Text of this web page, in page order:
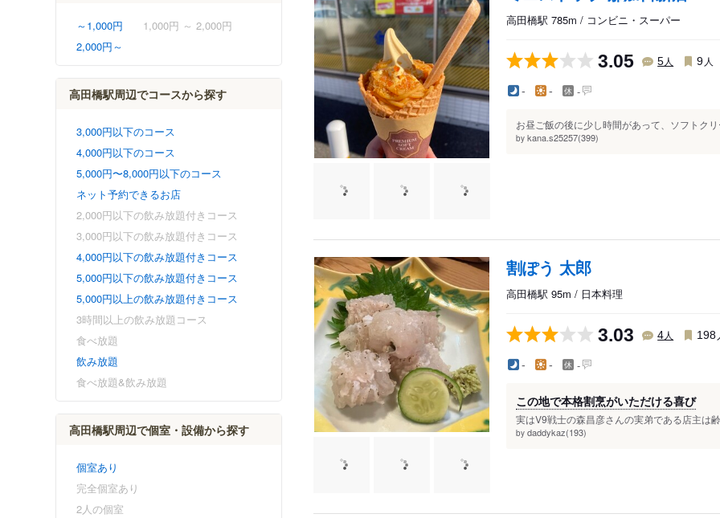
～1,000円
1,000円 ～ 2,000円
2,000円～
高田橋駅周辺でコースから探す
3,000円以下のコース
4,000円以下のコース
5,000円〜8,000円以下のコース
ネット予約できるお店
2,000円以下の飲み放題付きコース
3,000円以下の飲み放題付きコース
4,000円以下の飲み放題付きコース
5,000円以下の飲み放題付きコース
5,000円以上の飲み放題付きコース
3時間以上の飲み放題コース
食べ放題
飲み放題
食べ放題&飲み放題
高田橋駅周辺で個室・設備から探す
個室あり
完全個室あり
2人の個室
高田橋駅 785m / コンビニ・スーパー
3.05 5人 9 人
- - -
お昼ご飯の後に少し時間があって、ソフトク
by kana.s25257(399)
割ぽう 太郎
高田橋駅 95m / 日本料理
3.03 4人 198
- - -
この地で本格割烹がいただける喜び
実はV9戦士の森昌彦さんの実弟である店主は
by daddykaz(193)